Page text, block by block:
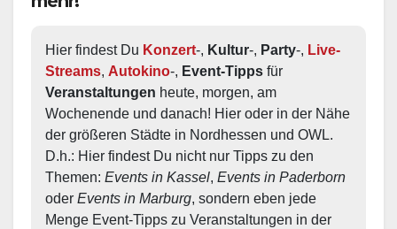
Hier findest Du Konzert-, Kultur-, Party-, Live-
Streams, Autokino-, Event-Tipps
Veranstaltungen heute, morgen, am
Wochenende und danach! Hier oder in der Nähe
der größeren Städte in Nordhessen und OWL.
D.h.: Hier findest Du nicht nur Tipps zu den
Themen: Events in Kassel, Events in Paderborn
oder Events in Marburg, sondern eben jede
Menge Event-Tipps zu Veranstaltungen in der